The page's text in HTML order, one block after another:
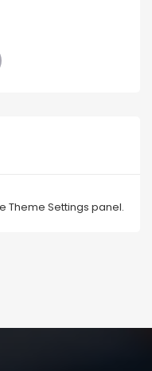
Theme Settings panel.